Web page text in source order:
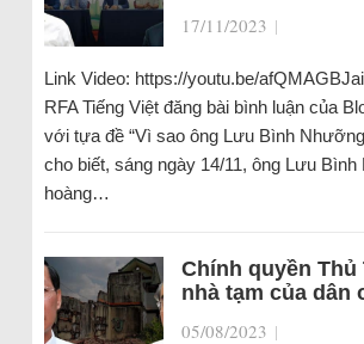
17/11/2023 |
Link Video: https://youtu.be/
RFA Tiếng Việt đăng bài bình luận của
với tựa đề “Vì sao ông Lưu Bình
cho biết, sáng ngày 14/11, ông Lưu
hoàng…
Chính quyền Thủ
nhà tạm của dân
05/08/2023 |